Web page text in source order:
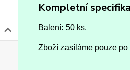
Kompletní
Balení: 50 ks.
Zboží zasíláme pouze